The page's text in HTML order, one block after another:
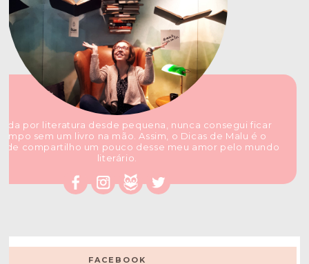
por literatura desde pequena, nunca consegui ficar
sem um livro na mão. Assim, o Dicas de Malu é o
compartilho um pouco desse meu amor pelo mundo
literário.
FACEBOOK